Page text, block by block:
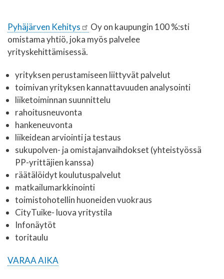
Pyhäjärven Kehitys
Oy on kaupungin 100 %:sti
omistama yhtiö, joka myös palvelee
yrityskehittämisessä.
yrityksen perustamiseen liittyvät palvelut
toimivan yrityksen kannattavuuden analysointi
liiketoiminnan suunnittelu
rahoitusneuvonta
hankeneuvonta
liikeidean arviointi ja testaus
sukupolven- ja omistajanvaihdokset (yhteistyössä
PP-yrittäjien kanssa)
räätälöidyt koulutuspalvelut
matkailumarkkinointi
toimistohotellin huoneiden vuokraus
CityTuike- luova yritystila
Infonäytöt
toritaulu
VARAA AIKA